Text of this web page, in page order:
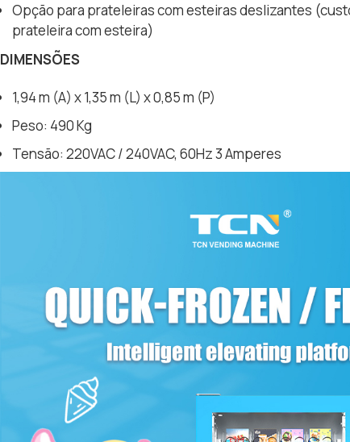
Opção para prateleiras com esteiras deslizantes
prateleira com esteira)
DIMENSÕES
1,94 m (A) x 1,35 m (L) x 0,85 m (P)
Peso: 490 Kg
Tensão: 220VAC / 240VAC, 60Hz 3 Amperes